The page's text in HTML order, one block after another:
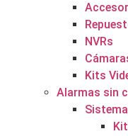
NVRs
Kits
Alarmas sin